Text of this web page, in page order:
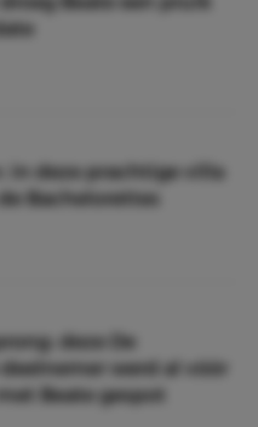
in deze prachtige villa
Bachelorettes
deze De
werd al vóór
Beate gespot